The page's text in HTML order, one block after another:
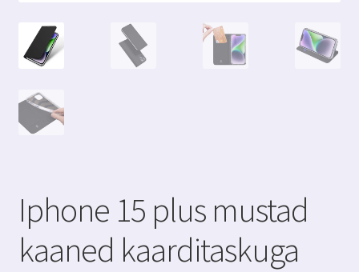
Iphone 15 plus mustad
kaaned kaarditaskuga